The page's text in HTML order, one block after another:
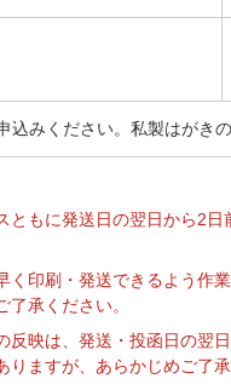
みください。私製はがき
もに発送日の翌日から2
印刷・発送できるよう作
承ください。
映は、発送・投函日の翌
ますが、あらかじめご了承